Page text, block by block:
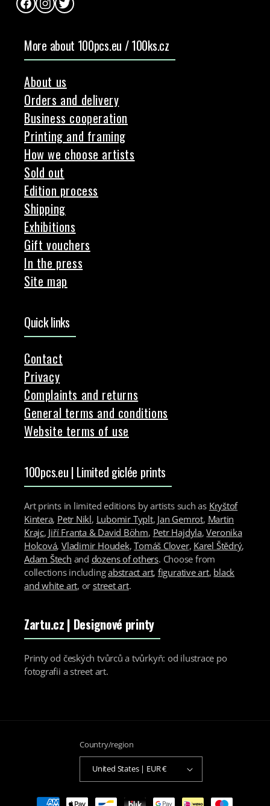
FacebookInstagram
Twitter
More about 100pcs.eu / 100ks.cz
About us
Orders and delivery
Business cooperation
Printing and framing
How we choose artists
Sold out
Edition process
Shipping
Exhibitions
Gift vouchers
In the press
Site map
Quick links
Contact
Privacy
Complaints and returns
General terms and conditions
Website terms of use
100pcs.eu | Limited giclée prints
Art prints in limited editions by artists such as Kryštof
Kintera, Petr Nikl, Lubomir Typlt, Jan Gemrot, Martin
Krajc, Jiří Franta & David Böhm, Petr Hajdyla,Veronika
Holcová, Vladimir Houdek,Tomáš Clover, Karel Štědrý,
Adam Štech and dozens of others. Choose from
collections includingabstract art, figurative art, black
and white art, or street art.
Zartu.cz | Designové printy
Printy od českých tvůrců a tvůrkyň: od ilustrace po
fotografii a street art.
Country/region
United States | EUR €
Payment